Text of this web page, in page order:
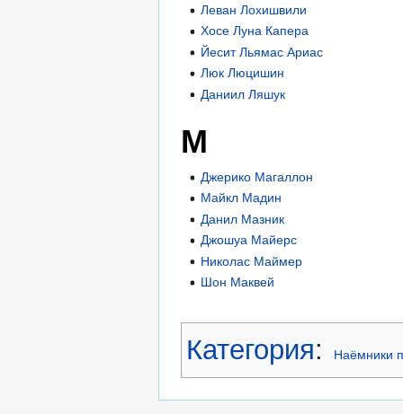
Леван Лохишвили
Хосе Луна Капера
Йесит Льямас Ариас
Люк Люцишин
Даниил Ляшук
М
Джерико Магаллон
Майкл Мадин
Данил Мазник
Джошуа Майерс
Николас Маймер
Шон Маквей
Категория: Наёмники